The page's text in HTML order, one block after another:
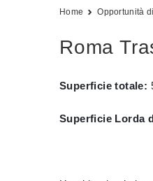
Home Opportunità
Roma
Superficie totale:
Superficie Lorda